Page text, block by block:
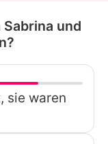
und
sie waren